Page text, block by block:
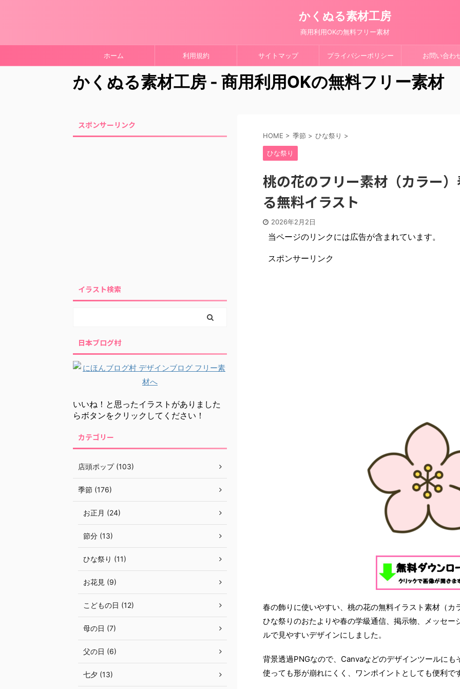
かくぬる素材工房
商用利用OKの無料フリー素材
ホーム 利用規約 サイトマップ プライバシーポリシー お問い合わ
かくぬる素材工房 - 商用利用OKの無料フリー素材
HOME > 季節 > ひな祭り >
ひな祭り
桃の花のフリー素材（カラー
る無料イラスト
2026年2月2日
当ページのリンクには広告が含まれています。
スポンサーリンク
春の飾りに使いやすい、桃の花の無料イラスト素材（カ
ひな祭りのおたよりや春の学級通信、掲示物、メッセ
ルで見やすいデザインにしました。
背景透過PNGなので、Canvaなどのデザインツールに
使っても形が崩れにくく、ワンポイントとしても便利で
スポンサーリンク
イラスト検索
日本ブログ村
いいね！と思ったイラストがありました
らボタンをクリックしてください！
カテゴリー
店頭ポップ (103)
季節 (176)
お正月 (24)
節分 (13)
ひな祭り (11)
お花見 (9)
こどもの日 (12)
母の日 (7)
父の日 (6)
七夕 (13)